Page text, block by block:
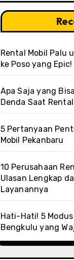
Rental Mobil Palu
ke Poso yang Epic!
Apa Saja yang
Denda Saat
5 Pertanyaan
Mobil Pekanbaru
10 Perusahaan
Ulasan Lengkap
Layanannya
Hati-Hati! 5
Bengkulu yang